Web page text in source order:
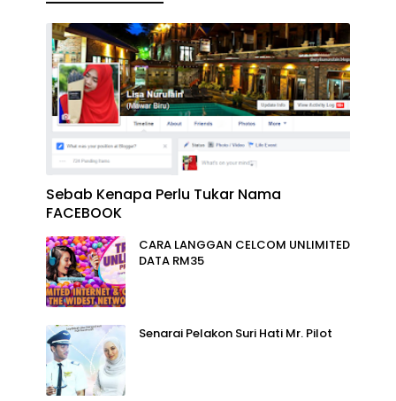
Sebab Kenapa Perlu Tukar Nama
FACEBOOK
CARA LANGGAN CELCOM UNLIMITED
DATA RM35
Senarai Pelakon Suri Hati Mr. Pilot